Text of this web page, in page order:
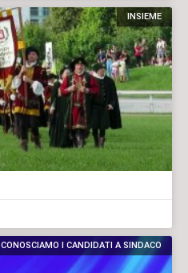
INSIEME
CONOSCIAMO I CANDIDATI A SINDACO